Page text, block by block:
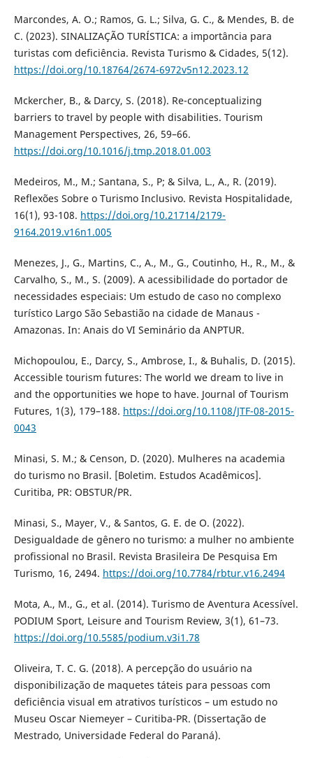
Marcondes, A. O.; Ramos, G. L.; Silva, G. C., & Mendes, B. de
C. (2023). SINALIZAÇÃO TURÍSTICA: a importância para
turistas com deficiência. Revista Turismo & Cidades, 5(12).
https://doi.org/10.18764/2674-6972v5n12.2023.12
Mckercher, B., & Darcy, S. (2018). Re-conceptualizing
barriers to travel by people with disabilities. Tourism
Management Perspectives, 26, 59–66.
https://doi.org/10.1016/j.tmp.2018.01.003
Medeiros, M., M.; Santana, S., P; & Silva, L., A., R. (2019).
Reflexões Sobre o Turismo Inclusivo. Revista Hospitalidade,
16(1), 93-108. https://doi.org/10.21714/2179-
9164.2019.v16n1.005
Menezes, J., G., Martins, C., A., M., G., Coutinho, H., R., M., &
Carvalho, S., M., S. (2009). A acessibilidade do portador de
necessidades especiais: Um estudo de caso no complexo
turístico Largo São Sebastião na cidade de Manaus -
Amazonas. In: Anais do VI Seminário da ANPTUR.
Michopoulou, E., Darcy, S., Ambrose, I., & Buhalis, D. (2015).
Accessible tourism futures: The world we dream to live in
and the opportunities we hope to have. Journal of Tourism
Futures, 1(3), 179–188. https://doi.org/10.1108/JTF-08-2015-
0043
Minasi, S. M.; & Censon, D. (2020). Mulheres na academia
do turismo no Brasil. [Boletim. Estudos Acadêmicos].
Curitiba, PR: OBSTUR/PR.
Minasi, S., Mayer, V., & Santos, G. E. de O. (2022).
Desigualdade de gênero no turismo: a mulher no ambiente
profissional no Brasil. Revista Brasileira De Pesquisa Em
Turismo, 16, 2494. https://doi.org/10.7784/rbtur.v16.2494
Mota, A., M., G., et al. (2014). Turismo de Aventura Acessível.
PODIUM Sport, Leisure and Tourism Review, 3(1), 61–73.
https://doi.org/10.5585/podium.v3i1.78
Oliveira, T. C. G. (2018). A percepção do usuário na
disponibilização de maquetes táteis para pessoas com
deficiência visual em atrativos turísticos – um estudo no
Museu Oscar Niemeyer – Curitiba-PR. (Dissertação de
Mestrado, Universidade Federal do Paraná).